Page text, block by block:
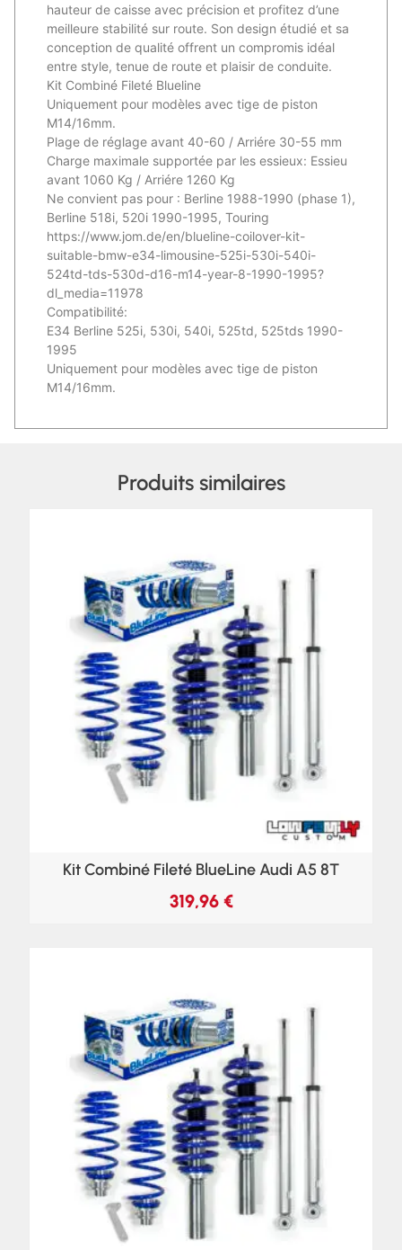
hauteur de caisse avec précision et profitez d’une
meilleure stabilité sur route. Son design étudié et sa
conception de qualité offrent un compromis idéal
entre style, tenue de route et plaisir de conduite.
Kit Combiné Fileté Blueline
Uniquement pour modèles avec tige de piston
M14/16mm.
Plage de réglage avant 40-60 / Arriére 30-55 mm
Charge maximale supportée par les essieux: Essieu
avant 1060 Kg / Arriére 1260 Kg
Ne convient pas pour : Berline 1988-1990 (phase 1),
Berline 518i, 520i 1990-1995, Touring
https://www.jom.de/en/blueline-coilover-kit-
suitable-bmw-e34-limousine-525i-530i-540i-
524td-tds-530d-d16-m14-year-8-1990-1995?
dl_media=11978
Compatibilité:
E34 Berline 525i, 530i, 540i, 525td, 525tds 1990-
1995
Uniquement pour modèles avec tige de piston
M14/16mm.
Produits similaires
Kit Combiné Fileté BlueLine Audi A5 8T
319,96 €